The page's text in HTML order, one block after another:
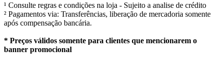
¹ Consulte regras e condições na loja - Sujeito a analise de crédito
² Pagamentos via: Transferências, liberação de mercadoria somente
após compensação bancária.
* Preços válidos somente para clientes que mencionarem o
banner promocional